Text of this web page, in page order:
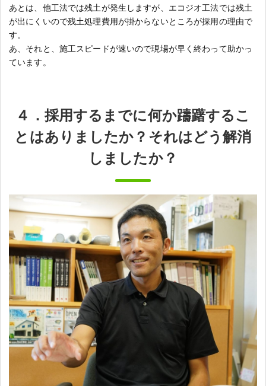
あとは、他工法では残土が発生しますが、エコジオ工法では残土
が出にくいので残土処理費用が掛からないところが採用の理由で
す。
あ、それと、施工スピードが速いので現場が早く終わって助かっ
ています。
４．採用するまでに何か躊躇するこ
とはありましたか？それはどう解消
しましたか？